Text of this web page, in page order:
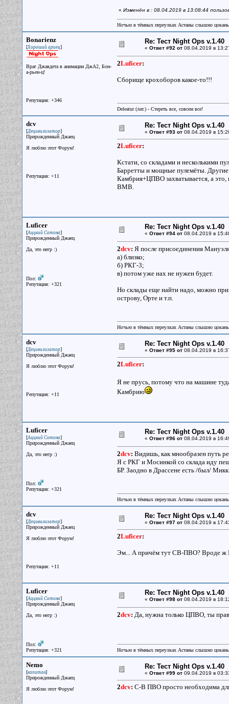
« Изменён в : 08.04.2019 в 13:08:44
Ночью в тёмных переулках Астаны слышно
Bonarienz
[Хороший ариец]
Враг Джавдета в анимации ДжА2, Бон-
а-рьен-ц!
Репутация: +346
Re: Тест Night Ops v.1.40
« Ответ #92 от08.04.2019 в
2Luficer:
Сборище крохоборов какое-то!!!
Deleatur (лат.) - Стереть все, совсем все!
dcv
[Децивилизатор]
Прирожденный Джаец
Я люблю этот Форум!
Репутация: +11
Re: Тест Night Ops v.1.40
« Ответ #93 от08.04.2019 в
2Luficer:
Кстати, со складами и несколькими
Барретты и мощные пулемёты. Другие
Камбрия+ЦПВО захватывается, а
ВМВ.
Luficer
[Аццкий Сотона]
Прирожденный Джаец
Да, это негр :)
Пол:
Репутация: +321
Re: Тест Night Ops v.1.40
« Ответ #94 от08.04.2019 в
2dcv: Я после присоединения
а) близко;
б) РКГ-3;
в) потом уже нах не нужен будет.
Но склады еще найти надо, можно
острову, Орте и т.п.
Ночью в тёмных переулках Астаны слышно
dcv
[Децивилизатор]
Прирожденный Джаец
Я люблю этот Форум!
Репутация: +11
Re: Тест Night Ops v.1.40
« Ответ #95 от08.04.2019 в
2Luficer:
Я не прусь, потому что на машине
Камбрию
Luficer
[Аццкий Сотона]
Прирожденный Джаец
Да, это негр :)
Пол:
Репутация: +321
Re: Тест Night Ops v.1.40
« Ответ #96 от08.04.2019 в
2dcv: Видишь, как мнообразен путь
Я с РКГ и Мосинкой со склада иду
БР. Заодно в Драссене есть /был/
Ночью в тёмных переулках Астаны слышно
dcv
[Децивилизатор]
Прирожденный Джаец
Я люблю этот Форум!
Репутация: +11
Re: Тест Night Ops v.1.40
« Ответ #97 от08.04.2019 в
2Luficer:
Эм... А причём тут СВ-ПВО? Вроде ж
Luficer
[Аццкий Сотона]
Прирожденный Джаец
Да, это негр :)
Пол:
Репутация: +321
Re: Тест Night Ops v.1.40
« Ответ #98 от08.04.2019 в
2dcv: Да, нужна только ЦПВО, ты
Ночью в тёмных переулках Астаны слышно
Nemo
[капитан]
Прирожденный Джаец
Я люблю этот Форум!
Re: Тест Night Ops v.1.40
« Ответ #99 от09.04.2019 в
2dcv: С-В ПВО просто необходима